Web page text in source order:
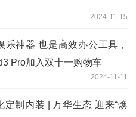
2024-11-15
乐神器 也是高效办公工具，
Pro加入双十一购物车
2024-11-11
定制内装 | 万华生态 迎来“焕